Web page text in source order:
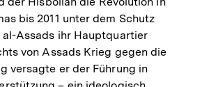
bis 2011 unter dem Schutz
Assads ihr Hauptquartier
von Assads Krieg gegen die
versagte er der Führung in